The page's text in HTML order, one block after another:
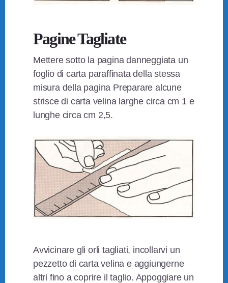
Pagine Tagliate
Mettere sotto la pagina danneggiata un
foglio di carta paraffinata della stessa
misura della pagina Preparare alcune
strisce di carta velina larghe circa cm 1 e
lunghe circa cm 2,5.
Avvicinare gli orli tagliati, incollarvi un
pezzetto di carta velina e aggiungerne
altri fino a coprire il taglio. Appoggiare un